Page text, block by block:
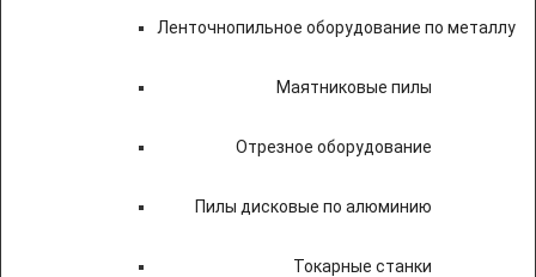
Ленточнопильное оборудование по металлу
Маятниковые пилы
Отрезное оборудование
Пилы дисковые по алюминию
Токарные станки